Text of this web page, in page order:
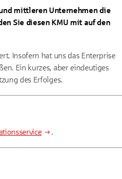
mittleren Unternehmen die
Sie diesen KMU mit auf den
Insofern hat uns das Enterprise
Ein kurzes, aber eindeutiges
des Erfolges.
.